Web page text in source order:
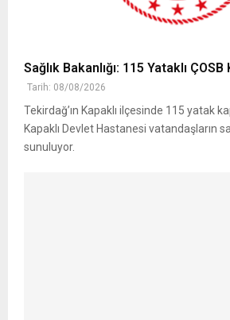
Sağlık Bakanlığı: 115 Yataklı
Tarih: 08/08/2026
Tekirdağ’ın Kapaklı ilçesinde 115 yatak
Kapaklı Devlet Hastanesi vatandaşların
sunuluyor.